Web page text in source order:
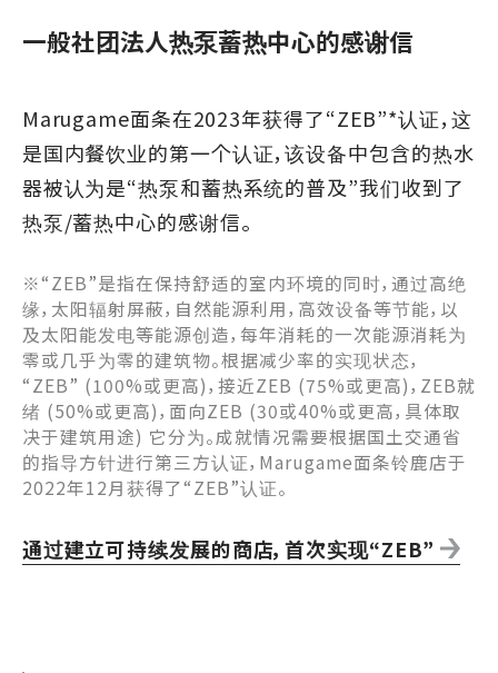
一般社团法人热泵蓄热中心的感谢信
Marugame面条在2023年获得了“ZEB”*认证，这
是国内餐饮业的第一个认证，该设备中包含的热水
器被认为是“热泵和蓄热系统的普及”我们收到了
热泵/蓄热中心的感谢信。
※“ZEB”是指在保持舒适的室内环境的同时，通过高绝
缘，太阳辐射屏蔽，自然能源利用，高效设备等节能，以
及太阳能发电等能源创造，每年消耗的一次能源消耗为
零或几乎为零的建筑物。根据减少率的实现状态，
“ZEB” (100%或更高)，接近ZEB (75%或更高)，ZEB就
绪 (50%或更高)，面向ZEB (30或40%或更高，具体取
决于建筑用途) 它分为。成就情况需要根据国土交通省
的指导方针进行第三方认证，Marugame面条铃鹿店于
2022年12月获得了“ZEB”认证。
通过建立可持续发展的商店，首次实现“ZEB”